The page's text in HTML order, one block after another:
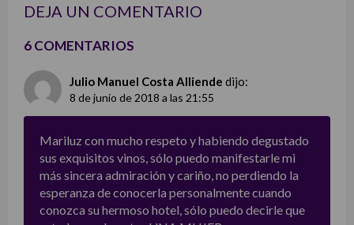
DEJA UN COMENTARIO
6 COMENTARIOS
Julio Manuel Costa Alliende dijo:
8 de junio de 2018 a las 21:55
Mariluz con mucho respeto y habiendo degustado
sus exquisitos vinos, sólo puedo manifestarle mi
más sincera admiración y cariño, no perdiendo la
esperanza de conocerla personalmente cuando
conozca su hermoso hotel, sólo puedo decirle que